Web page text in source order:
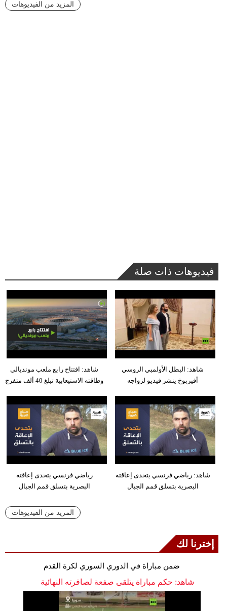
المزيد من الفيديوهات
فيديوهات ذات صلة
شاهد: افتتاح رابع ملعب مونديالي
وطاقته الاستيعابية تبلغ 40 ألف متفرج
شاهد: البطل الأولمبي الروسي
أفيربوخ ينشر فيديو لزواجه
رياضي فرنسي يتحدى إعاقته
البصرية بتسلق قمم الجبال
شاهد: رياضي فرنسي يتحدى إعاقته
البصرية بتسلق قمم الجبال
المزيد من الفيديوهات
إخترنا لك
ضمن مباراة في الدوري السوري لكرة القدم
شاهد: حكم مباراة يتلقى صفعة لصافرته النهائية